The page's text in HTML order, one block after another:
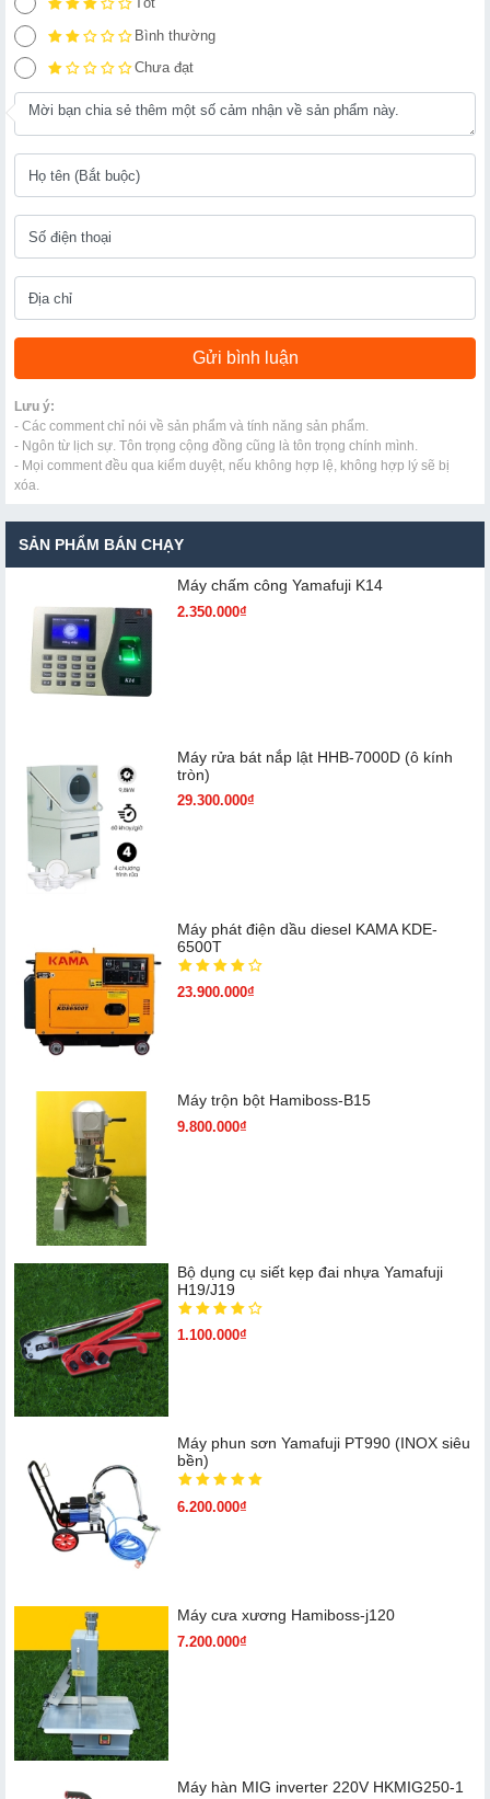
Bình thường
Chưa đạt
Lưu ý:
- Các comment chỉ nói về sản phẩm và tính năng sản phẩm.
- Ngôn từ lịch sự. Tôn trọng cộng đồng cũng là tôn trọng chính mình.
- Mọi comment đều qua kiểm duyệt, nếu không hợp lệ, không hợp lý sẽ bị
xóa.
SẢN PHẨM BÁN CHẠY
Máy chấm cô​ng Yamafuji K14
2.350.000₫
Máy rửa bát nắp lật HHB-7000D (ô kính
tròn)
29.300.000₫
Máy phát điện dầu diesel KAMA KDE-
6500T
23.900.000₫
Máy trộn bột Hamiboss-B15
9.800.000₫
Bộ dụng cụ siết kẹp đai nhựa Yamafuji
H19/J19
1.100.000₫
Máy phun sơn Yamafuji PT990 (INOX siêu
bền)
6.200.000₫
Máy cưa xương Hamiboss-j120
7.200.000₫
Máy hàn MIG inverter 220V HKMIG250-1